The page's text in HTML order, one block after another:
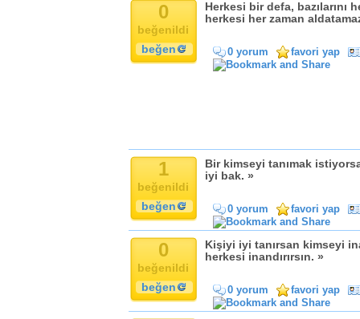
0
beğenildi
beğen
Herkesi bir defa, bazılarını
herkesi her zaman
0 yorum favori yap
1
beğenildi
beğen
Bir kimseyi tanımak
iyi bak. »
0 yorum favori yap
0
beğenildi
beğen
Kişiyi iyi tanırsan kimseyi
herkesi inandırırsın. »
0 yorum favori yap